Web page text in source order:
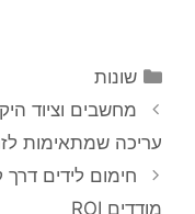
קטגוריות
שונות
ניווט
פוסטים
מחשבים וציוד
עריכה שמתאימות
חימום לידים
מודדים ROI